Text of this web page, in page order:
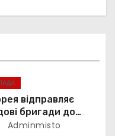
відправляє
бригади до
Adminmisto